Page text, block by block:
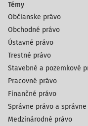
Témy
Občianske právo
Obchodné právo
Ústavné právo
Trestné právo
Stavebné a pozemkové
Pracovné právo
Finančné právo
Správne právo a
Medzinárodné právo